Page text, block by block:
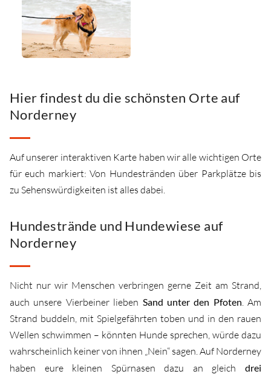
Hier findest du die schönsten Orte auf
Norderney
Auf unserer interaktiven Karte haben wir alle wichtigen Orte
für euch markiert: Von Hundestränden über Parkplätze bis
zu Sehenswürdigkeiten ist alles dabei.
Hundestrände und Hundewiese auf
Norderney
Nicht nur wir Menschen verbringen gerne Zeit am Strand,
auch unsere Vierbeiner lieben Sand unter den Pfoten. Am
Strand buddeln, mit Spielgefährten toben und in den rauen
Wellen schwimmen – könnten Hunde sprechen, würde dazu
wahrscheinlich keiner von ihnen „Nein“ sagen. Auf Norderney
haben eure kleinen Spürnasen dazu an gleich drei